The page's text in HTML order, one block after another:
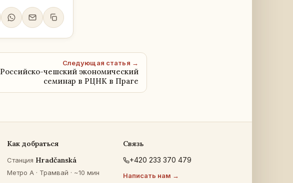
Следующая статья →
Российско-чешский экономический
семинар в РЦНК в Праге
Как добраться
Станция Hradčanská
Метро A · Трамвай · ~10 мин
Связь
+420 233 370 479
Написать нам →